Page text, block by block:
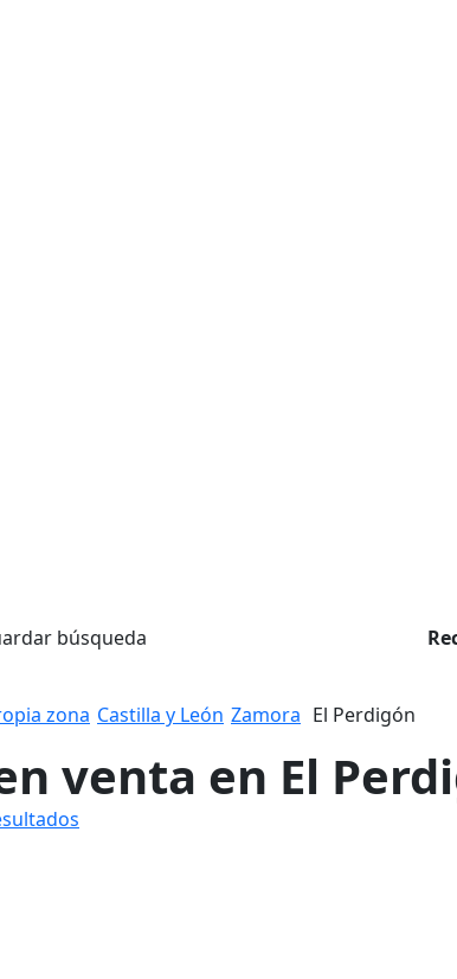
búsqueda
zona Castilla y León Zamora El Perdigón
venta en El